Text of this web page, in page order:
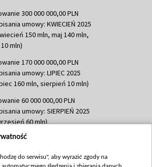
300 000 000,00 PLN
umowy: KWIECIEŃ 2025
150 mln, maj 140 mln,
mln)
170 000 000,00 PLN
umowy: LIPIEC 2025
160 mln, sierpień 10 mln)
60 000 000,00 PLN
umowy: SIERPIEŃ 2025
60 mln)
635 783 051,21 PLN
100 mln, październik 350
do serwisu", aby wyrazić zgody na